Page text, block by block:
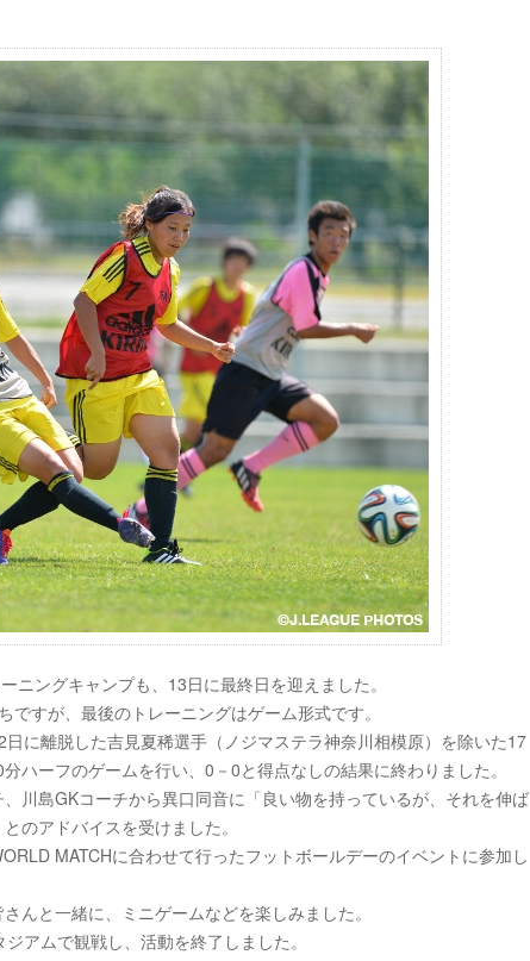
ングキャンプも、13日に最終日を迎えました。
すが、最後のトレーニングはゲーム形式です。
に離脱した吉見夏稀選手（ノジマステラ神奈川相模原）を除いた17
ハーフのゲームを行い、0－0と得点なしの結果に終わりました。
川島GKコーチから異口同音に「良い物を持っているが、それを伸ば
のアドバイスを受けました。
MATCHに合わせて行ったフットボールデーのイベントに参加し
んと一緒に、ミニゲームなどを楽しみました。
アムで観戦し、活動を終了しました。